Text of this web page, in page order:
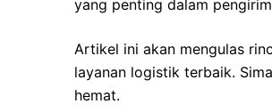
yang penting dalam
Artikel ini akan mengulas
layanan logistik terbaik.
hemat.